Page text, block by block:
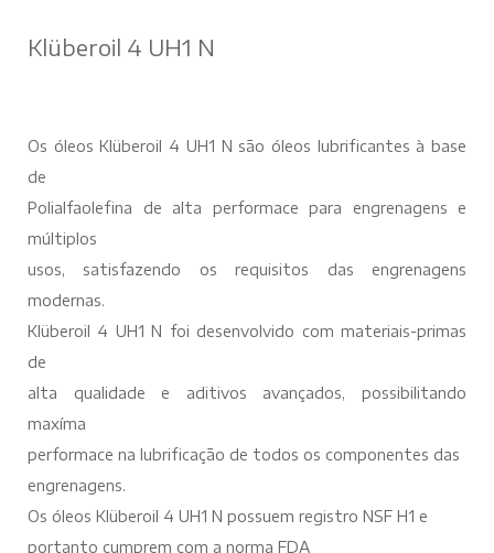
Klüberoil 4 UH1 N
Os óleos Klüberoil 4 UH1 N são óleos lubrificantes à base
de
Polialfaolefina de alta performace para engrenagens e
múltiplos
usos, satisfazendo os requisitos das engrenagens
modernas.
Klüberoil 4 UH1 N foi desenvolvido com materiais-primas
de
alta qualidade e aditivos avançados, possibilitando
maxíma
performace na lubrificação de todos os componentes das
engrenagens.
Os óleos Klüberoil 4 UH1 N possuem registro NSF H1 e
portanto cumprem com a norma FDA